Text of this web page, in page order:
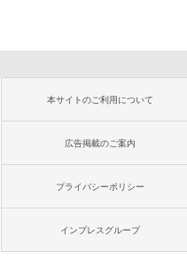
本サイトのご利用について
広告掲載のご案内
プライバシーポリシー
インプレスグループ